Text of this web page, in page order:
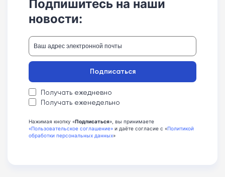
новости:
Получать ежедневно
Получать еженедельно
Подписаться
Нажимая кнопку «Подписаться», вы принимаете
«Пользовательское соглашение» и даёте согласие с «Политикой
обработки персональных данных»